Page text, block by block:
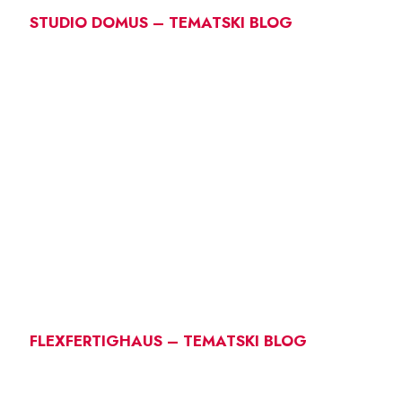
STUDIO DOMUS – TEMATSKI BLOG
FLEXFERTIGHAUS – TEMATSKI BLOG